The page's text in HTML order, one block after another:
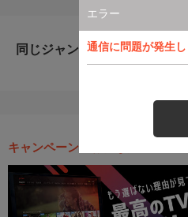
エラー
通信に問題が発生
同じジャンルのおすすめ番組
キャンペーン・お得な情報